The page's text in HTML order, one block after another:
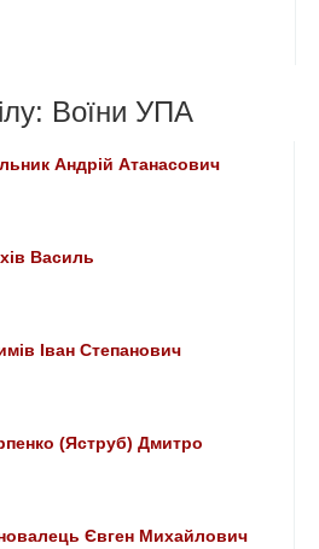
Воїни УПА
Андрій Атанасович
Василь
Іван Степанович
(Яструб) Дмитро
Євген Михайлович